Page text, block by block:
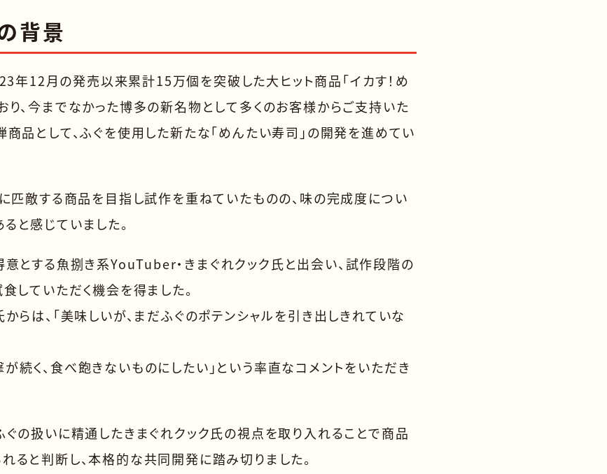
背景
年12月の発売以来累計15万個を突破した大ヒット商品「イカす！め
り、今までなかった博多の新名物として多くのお客様からご支持いた
商品として、ふぐを使用した新たな「めんたい寿司」の開発を進めてい
に匹敵する商品を目指し試作を重ねていたものの、味の完成度につい
と感じていました。
意とする魚捌き系YouTuber・きまぐれクック氏と出会い、試作段階の
していただく機会を得ました。
らは、「美味しいが、まだふぐのポテンシャルを引き出しきれていな
続く、食べ飽きないものにしたい」という率直なコメントをいただき
ぐの扱いに精通したきまぐれクック氏の視点を取り入れることで商品
ると判断し、本格的な共同開発に踏み切りました。